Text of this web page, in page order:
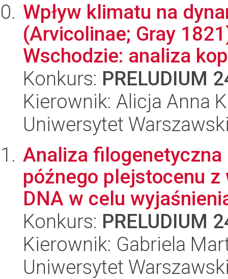
Wpływ klimatu na
(Arvicolinae; Gray
Wschodzie: analiza
Konkurs: PRELUDIUM
Kierownik: Alicja Anna
Uniwersytet
Analiza
późnego plejstocenu
DNA w celu
Konkurs: PRELUDIUM
Kierownik: Gabriela
Uniwersytet